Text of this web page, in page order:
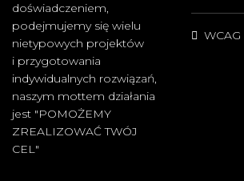
doświadczeniem,
podejmujemy się wielu
nietypowych projektów
i przygotowania
indywidualnych rozwiązań,
naszym mottem działania
jest "POMOŻEMY
ZREALIZOWAĆ TWÓJ
CEL"
WCAG